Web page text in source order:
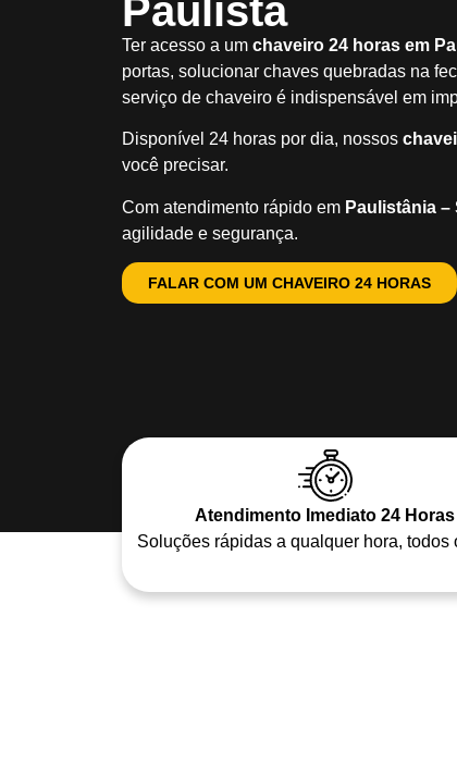
Paulista
Ter acesso a um chaveiro 24 horas em
portas, solucionar chaves quebradas na
serviço de chaveiro é indispensável em
Disponível 24 horas por dia, nossos
você precisar.
Com atendimento rápido em Paulistânia –
agilidade e segurança.
FALAR COM UM CHAVEIRO 24 HORAS
Atendimento Imediato 24 Horas
Soluções rápidas a qualquer hora, todos